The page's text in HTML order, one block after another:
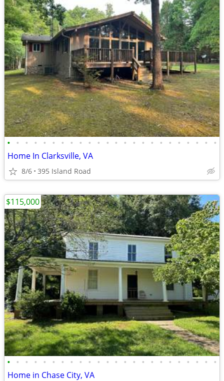
• • • • • • • • • • • • • • • • • • • • • • • •
Home In Clarksville, VA
8/6 395 Island Road
• • • • • • • • • • • • • • • • • • • • • • • •
Home in Chase City, VA
$115,000